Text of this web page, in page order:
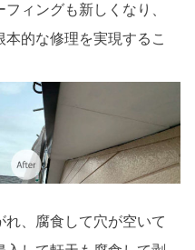
ィングも新しくなり、
的な修理を実現するこ
、腐食して穴が空いて